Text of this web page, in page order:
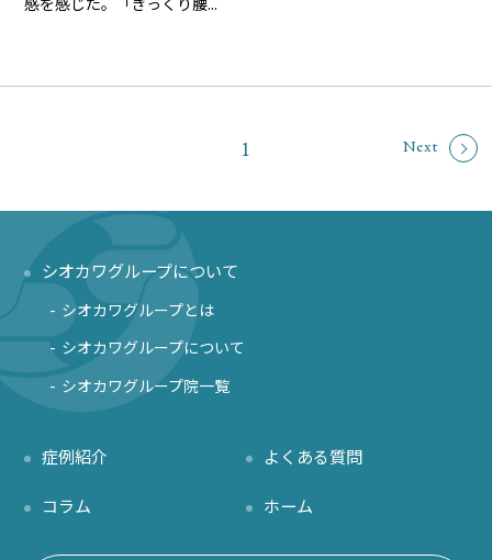
1 Next
シオカワグループについて
シオカワグループとは
シオカワグループについて
シオカワグループ院一覧
症例紹介 よくある質問
コラム ホーム